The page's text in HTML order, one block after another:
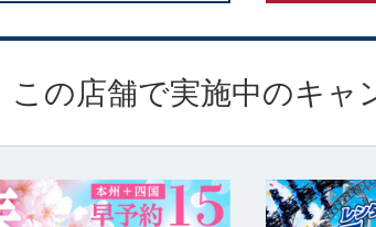
この店舗で実施中のキャ